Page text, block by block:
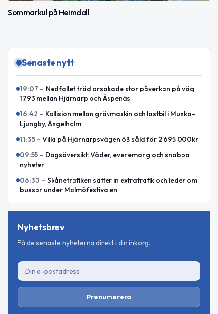
Sommarkul på Heimdall
Senaste nytt
19:07 – Nedfallet träd orsakade stor påverkan på väg
1793 mellan Hjärnarp och Äspenäs
16:42 – Kollision mellan grävmaskin och lastbil i Munka-
Ljungby, Ängelholm
11:35 – Villa på Hjärnarpsvägen 68 såld för 2 695 000kr
09:55 – Dagsöversikt: Väder, evenemang och snabba
nyheter
06:30 – Skånetrafiken sätter in extratrafik och leder om
bussar under Malmöfestivalen
Nyhetsbrev
Få de senaste nyheterna direkt i din inkorg.
Prenumerera